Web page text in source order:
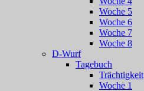
Woche 5
Woche 6
Woche 7
Woche 8
D-Wurf
Tagebuch
Trächtigkeit
Woche 1